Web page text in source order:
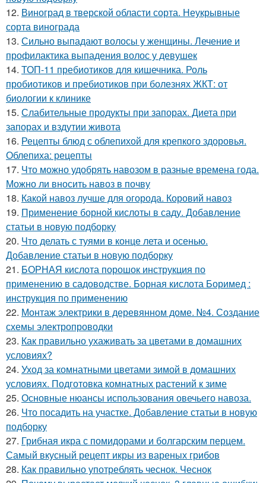
12. Виноград в тверской области сорта. Неукрывные
сорта винограда
13. Сильно выпадают волосы у женщины. Лечение и
профилактика выпадения волос у девушек
14. ТОП-11 пребиотиков для кишечника. Роль
пробиотиков и пребиотиков при болезнях ЖКТ: от
биологии к клинике
15. Слабительные продукты при запорах. Диета при
запорах и вздутии живота
16. Рецепты блюд с облепихой для крепкого здоровья.
Облепиха: рецепты
17. Что можно удобрять навозом в разные времена года.
Можно ли вносить навоз в почву
18. Какой навоз лучше для огорода. Коровий навоз
19. Применение борной кислоты в саду. Добавление
статьи в новую подборку
20. Что делать с туями в конце лета и осенью.
Добавление статьи в новую подборку
21. БОРНАЯ кислота порошок инструкция по
применению в садоводстве. Борная кислота Боримед :
инструкция по применению
22. Монтаж электрики в деревянном доме. №4. Создание
схемы электропроводки
23. Как правильно ухаживать за цветами в домашних
условиях?
24. Уход за комнатными цветами зимой в домашних
условиях. Подготовка комнатных растений к зиме
25. Основные нюансы использования овечьего навоза.
26. Что посадить на участке. Добавление статьи в новую
подборку
27. Грибная икра с помидорами и болгарским перцем.
Самый вкусный рецепт икры из вареных грибов
28. Как правильно употреблять чеснок. Чеснок